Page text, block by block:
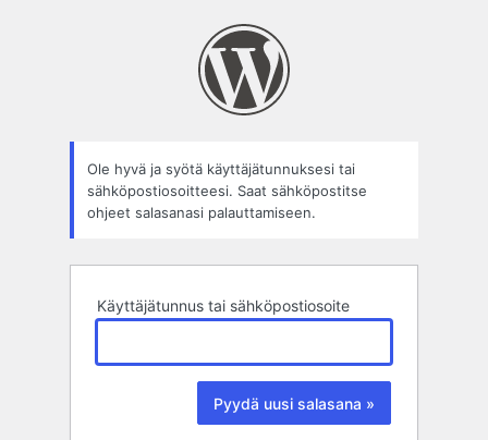
Ole hyvä ja syötä käyttäjätunnuksesi tai
sähköpostiosoitteesi. Saat sähköpostitse
ohjeet salasanasi palauttamiseen.
Käyttäjätunnus tai sähköpostiosoite